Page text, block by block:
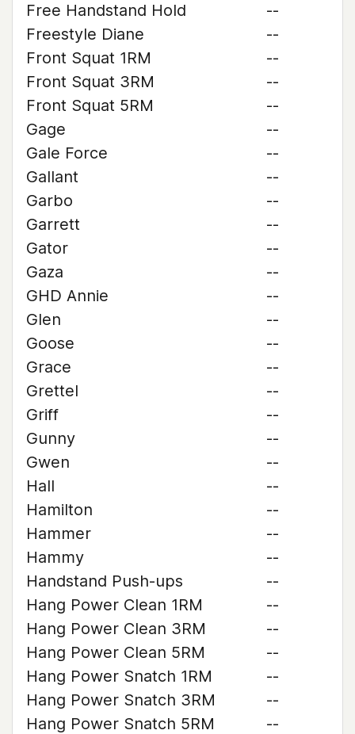
Free Handstand Hold
--
Freestyle Diane
--
Front Squat 1RM
--
Front Squat 3RM
--
Front Squat 5RM
--
Gage
--
Gale Force
--
Gallant
--
Garbo
--
Garrett
--
Gator
--
Gaza
--
GHD Annie
--
Glen
--
Goose
--
Grace
--
Grettel
--
Griff
--
Gunny
--
Gwen
--
Hall
--
Hamilton
--
Hammer
--
Hammy
--
Handstand Push-ups
--
Hang Power Clean 1RM
--
Hang Power Clean 3RM
--
Hang Power Clean 5RM
--
Hang Power Snatch 1RM
--
Hang Power Snatch 3RM
--
Hang Power Snatch 5RM
--